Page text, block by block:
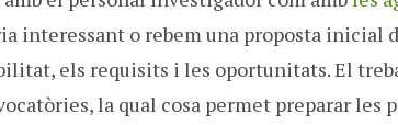
interessant o rebem una proposta inicial
els requisits i les oportunitats. El
la qual cosa permet preparar les